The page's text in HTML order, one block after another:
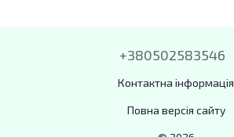
+380502583546
Контактна інформація
Повна версія сайту